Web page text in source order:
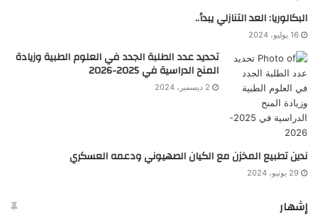
البكالوريا: العد التنازلي يبدأ..
16 يوليو، 2024
تحديد عدد الطلبة الجدد في العلوم الطبية وزيادة
المنح الدراسية في 2025-2026
2 ديسمبر، 2024
ندين تطبيع المخزن مع الكيان الصهيوني ودعمه العسكري
29 يونيو، 2024
إشهار